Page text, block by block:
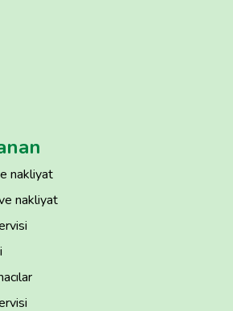
nakliyat
nakliyat